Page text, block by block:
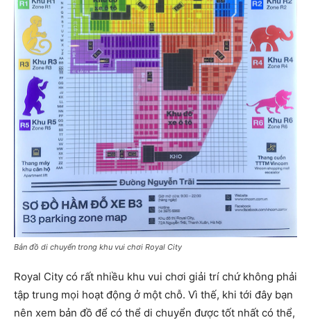
Bản đồ di chuyển trong khu vui chơi Royal City
Royal City có rất nhiều khu vui chơi giải trí chứ không phải
tập trung mọi hoạt động ở một chỗ. Vì thế, khi tới đây bạn
nên xem bản đồ để có thể di chuyển được tốt nhất có thể,